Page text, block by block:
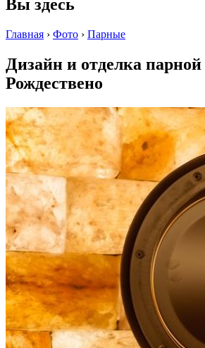
Вы здесь
Главная › Фото › Парные
Дизайн и отделка парной
Рождествено